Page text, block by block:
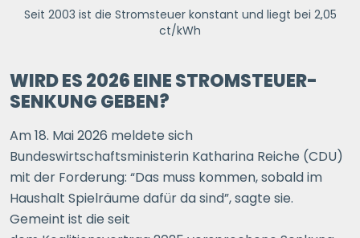
Seit 2003 ist die Stromsteuer konstant und liegt bei 2,05
ct/kWh
WIRD ES 2026 EINE STROMSTEUER-
SENKUNG GEBEN?
Am 18. Mai 2026 meldete sich
Bundeswirtschaftsministerin Katharina Reiche (CDU)
mit der Forderung: “Das muss kommen, sobald im
Haushalt Spielräume dafür da sind”, sagte sie.
Gemeint ist die seit